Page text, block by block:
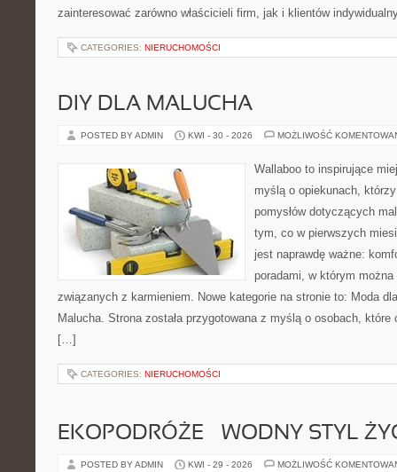
zainteresować zarówno właścicieli firm, jak i klientów
CATEGORIES: NIERUCHOMOŚCI
DIY DLA MALUCHA
POSTED BY ADMIN KWI - 30 - 2026 MOŻLIWOŚĆ
Wallaboo to inspirujące
myślą o opiekunach,
pomysłów dotyczących
tym, co w pierwszych
jest naprawdę ważne:
poradami, w którym
związanych z karmieniem. Nowe kategorie na stronie to: Moda
Malucha. Strona została przygotowana z myślą o osobach, które
[…]
CATEGORIES: NIERUCHOMOŚCI
EKOPODRÓŻE – WODNY STYL
POSTED BY ADMIN KWI - 29 - 2026 MOŻLIWOŚĆ